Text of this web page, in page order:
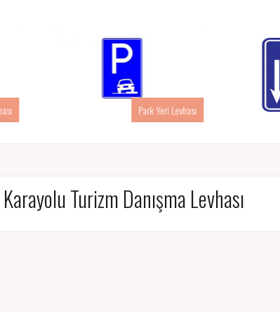
Park Yeri Levhası
Karayolu Turizm Danışma Levhası